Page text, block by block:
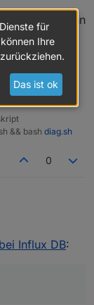
weil der dann
linux-
&& bash diag.sh
0
Influx DB:
für
Ihre
Das ist ok